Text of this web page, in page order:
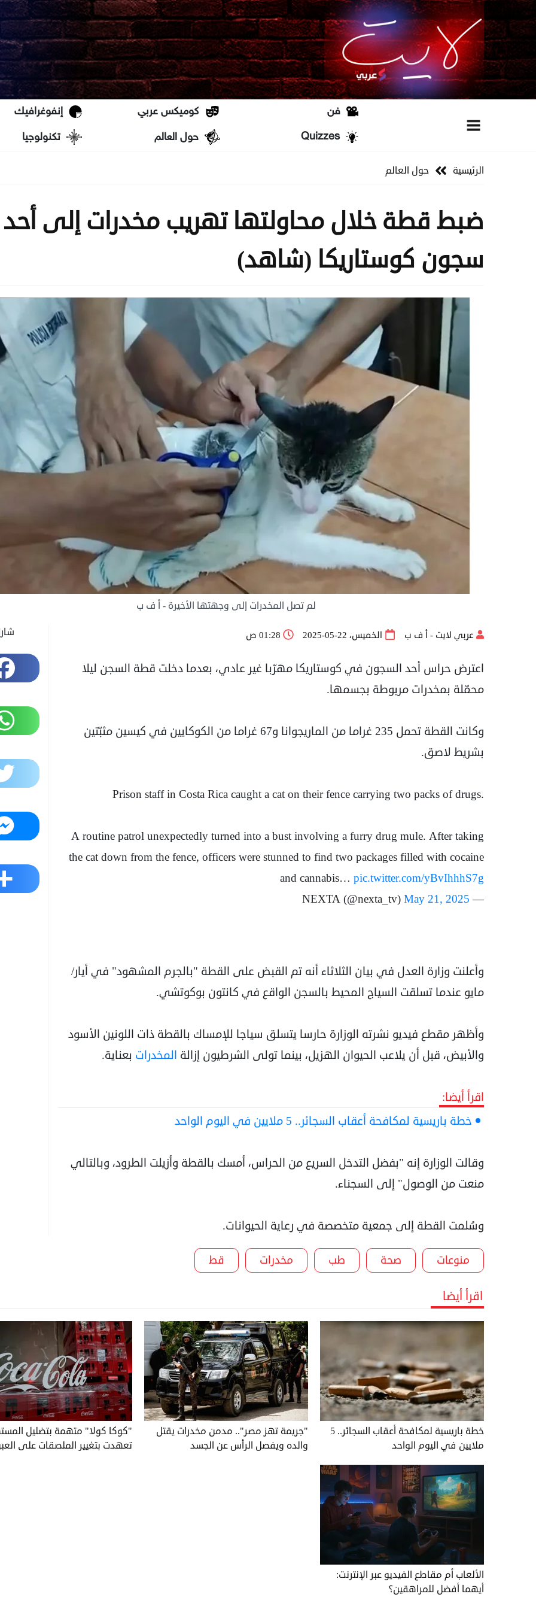
فن كوميكس عربي
إنفوغرافيك
Quizzes
حول العالم تكنولوجيا
الرئيسية حول العالم
ضبط قطة خلال محاولتها تهريب مخدرات إلى أحد
سجون كوستاريكا (شاهد)
لم تصل المخدرات إلى وجهتها الأخيرة - أ ف ب
عربي لايت - أ ف ب الخميس، 22-05-2025 01:28 ص
اعترض حراس أحد السجون في كوستاريكا مهرّبا غير عادي، بعدما دخلت قطة السجن ليلا
محمّلة بمخدرات مربوطة بجسمها.
وكانت القطة تحمل 235 غراما من الماريجوانا و67 غراما من الكوكايين في كيسين مثبّتين
بشريط لاصق.
Prison staff in Costa Rica caught a cat on their fence carrying two packs of drugs.
A routine patrol unexpectedly turned into a bust involving a furry drug mule. After taking
the cat down from the fence, officers were stunned to find two packages filled with cocaine
and cannabis… pic.twitter.com/yBvIhhhS7g
— NEXTA (@nexta_tv)
May 21, 2025
وأعلنت وزارة العدل في بيان الثلاثاء أنه تم القبض على القطة "بالجرم المشهود" في أيار/
مايو عندما تسلقت السياج المحيط بالسجن الواقع في كانتون بوكوتشي.
وأظهر مقطع فيديو نشرته الوزارة حارسا يتسلق سياجا للإمساك بالقطة ذات اللونين الأسود
والأبيض، قبل أن يلاعب الحيوان الهزيل، بينما تولى الشرطيون إزالة المخدرات بعناية.
اقرأ أيضا:
خطة باريسية لمكافحة أعقاب السجائر.. 5 ملايين في اليوم الواحد
وقالت الوزارة إنه "بفضل التدخل السريع من الحراس، أمسك بالقطة وأزيلت الطرود، وبالتالي
منعت من الوصول" إلى السجناء.
وسُلمت القطة إلى جمعية متخصصة في رعاية الحيوانات.
Facebook
Twitter
Share
منوعات صحة طب مخدرات قط
اقرأ أيضا
خطة باريسية لمكافحة أعقاب السجائر.. 5
ملايين في اليوم الواحد
"جريمة تهز مصر".. مدمن مخدرات يقتل
والده ويفصل الرأس عن الجسد
"كوكا كولا" متهمة بتضليل
تعهدت بتغيير الملصقات على
الألعاب أم مقاطع الفيديو عبر الإنترنت:
أيهما أفضل للمراهقين؟